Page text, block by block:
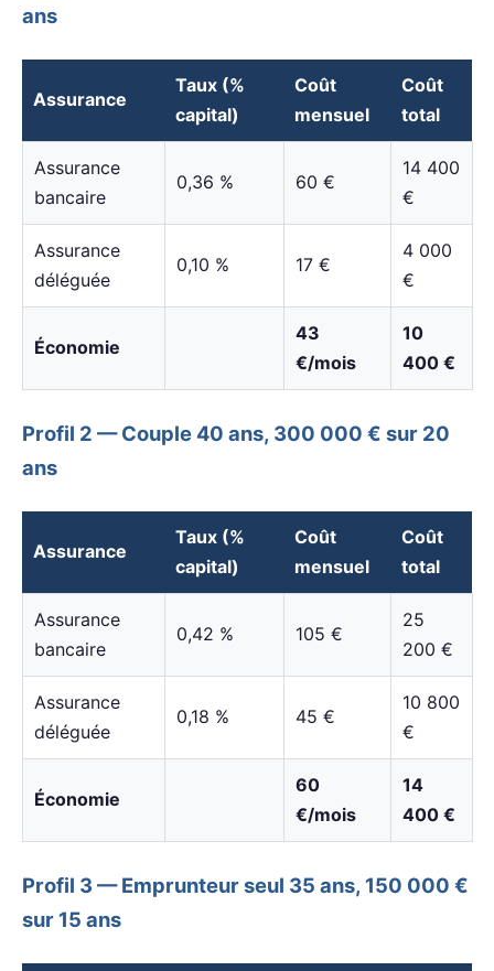
ans
Assurance
Taux (%
capital)
Coût
mensuel
Coût
total
Assurance
bancaire
0,36 % 60 €
14 400
€
Assurance
déléguée
0,10 % 17 €
4 000
€
Économie
43
€/mois
10
400 €
Profil 2 — Couple 40 ans, 300 000 € sur 20
ans
Assurance
Taux (%
capital)
Coût
mensuel
Coût
total
Assurance
bancaire
0,42 % 105 €
25
200 €
Assurance
déléguée
0,18 % 45 €
10 800
€
Économie
60
€/mois
14
400 €
Profil 3 — Emprunteur seul 35 ans, 150 000 €
sur 15 ans